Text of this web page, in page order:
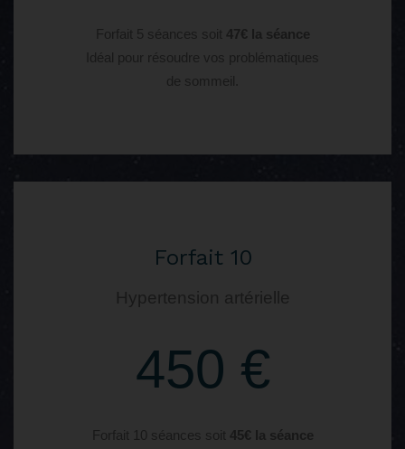
Forfait 5 séances soit 47€ la séance
Idéal pour résoudre vos problématiques
de sommeil.
Forfait 10
Hypertension artérielle
450 €
Forfait 10 séances soit 45€ la séance